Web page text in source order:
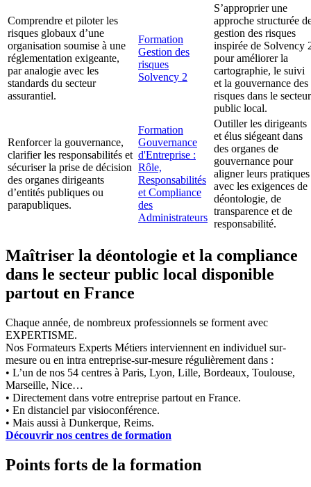
Comprendre et piloter les
risques globaux d’une
organisation soumise à une
réglementation exigeante,
par analogie avec les
standards du secteur
assurantiel.
Formation
Gestion des
risques
Solvency 2
S’approprier une
approche structurée
gestion des risques
inspirée de Solvency
pour améliorer la
cartographie, le suivi
et la gouvernance des
risques dans le secteur
public local.
Renforcer la gouvernance,
clarifier les responsabilités et
sécuriser la prise de décision
des organes dirigeants
d’entités publiques ou
parapubliques.
Formation
Gouvernance
d'Entreprise :
Rôle,
Responsabilités
et Compliance
des
Administrateurs
Outiller les dirigeants
et élus siégeant dans
des organes de
gouvernance pour
aligner leurs pratiques
avec les exigences de
déontologie, de
transparence et de
responsabilité.
Maîtriser la déontologie et la compliance
dans le secteur public local disponible
partout en France
Chaque année, de nombreux professionnels se forment avec
EXPERTISME.
Nos Formateurs Experts Métiers interviennent en individuel sur-
mesure ou en intra entreprise-sur-mesure régulièrement dans :
• L’un de nos 54 centres à Paris, Lyon, Lille, Bordeaux, Toulouse,
Marseille, Nice…
• Directement dans votre entreprise partout en France.
• En distanciel par visioconférence.
• Mais aussi à Dunkerque, Reims.
Découvrir nos centres de formation
Points forts de la formation